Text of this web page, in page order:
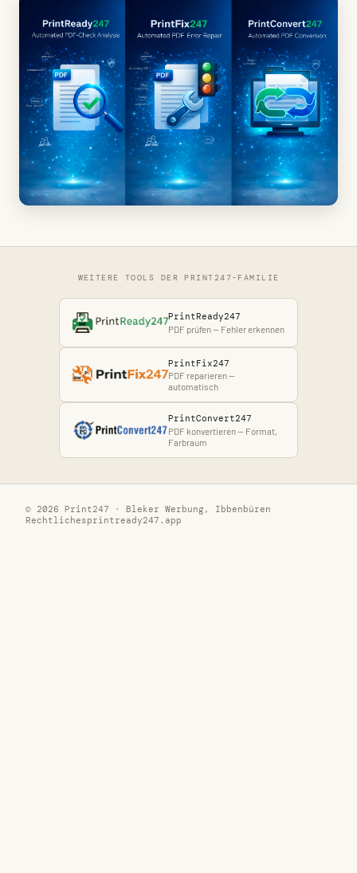
WEITERE TOOLS DER PRINT247-FAMILIE
PrintReady247
PDF prüfen — Fehler erkennen
PrintFix247
PDF reparieren —
automatisch
PrintConvert247
PDF konvertieren — Format,
Farbraum
© 2026 Print247 · Bleker Werbung, Ibbenbüren
Rechtlichesprintready247.app